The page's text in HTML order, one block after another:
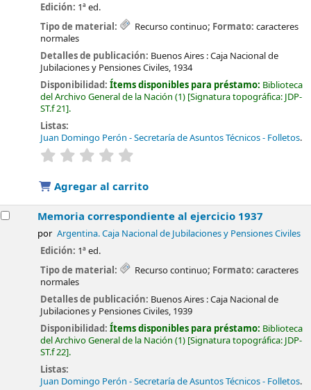
Edición: 1ª ed.
Tipo de material:
Recurso continuo; Formato: caracteres
normales
Detalles de publicación: Buenos Aires :Caja Nacional de
Jubilaciones y Pensiones Civiles, 1934
Disponibilidad:Ítems disponibles para préstamo: Biblioteca
del Archivo General de la Nación (1) Signatura topográfica: JDP-
ST.f 21 .
Listas:
Juan Domingo Perón - Secretaría de Asuntos Técnicos - Folletos.
valoración
Agregar al carrito
Memoria correspondiente al ejercicio 1937
por Argentina. Caja Nacional de Jubilaciones y Pensiones Civiles
Edición: 1ª ed.
Tipo de material:
Recurso continuo; Formato: caracteres
normales
Detalles de publicación: Buenos Aires :Caja Nacional de
Jubilaciones y Pensiones Civiles, 1939
Disponibilidad:Ítems disponibles para préstamo: Biblioteca
del Archivo General de la Nación (1) Signatura topográfica: JDP-
ST.f 22 .
Listas:
Juan Domingo Perón - Secretaría de Asuntos Técnicos - Folletos.